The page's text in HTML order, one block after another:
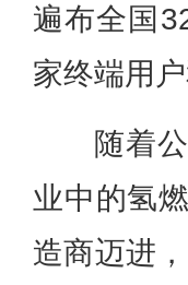
遍布全国
家终端用
随着
业中的氢
造商迈进